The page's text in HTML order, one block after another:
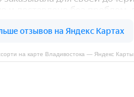
на карте Владивостока — Яндекс Карты